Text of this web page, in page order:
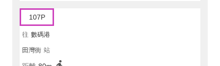
107P
往 數碼港
田灣街 站